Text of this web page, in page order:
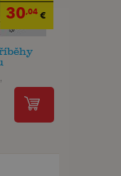
30,04 €